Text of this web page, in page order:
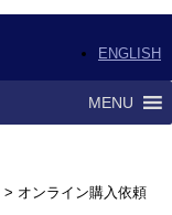
ENGLISH
MENU
> オンライン購入依頼